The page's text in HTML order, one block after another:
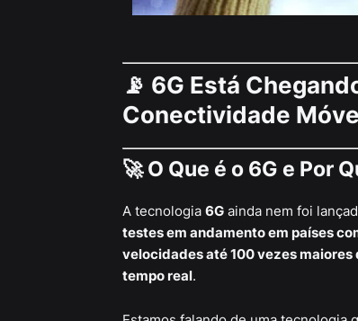
📡 6G Está
Conectividade
🚀 O Que é o 6G e Por
A tecnologia 6Gainda nem foi
testes em andamento em países
velocidades até 100 vezes maiores
tempo real.